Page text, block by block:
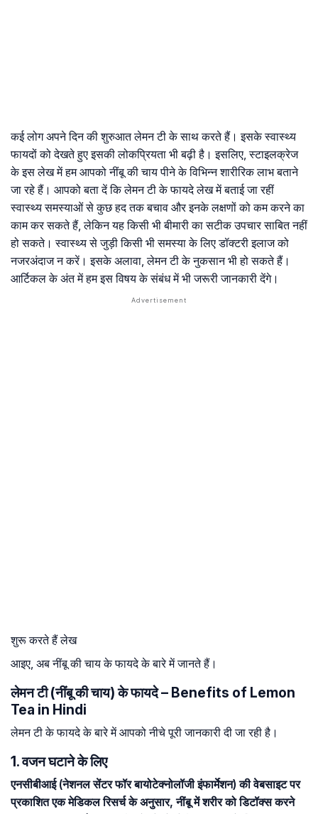
कई लोग अपने दिन की शुरुआत लेमन टी के साथ करते हैं। इसके स्वास्थ्य
फायदों को देखते हुए इसकी लोकप्रियता भी बढ़ी है। इसलिए, स्टाइलक्रेज
के इस लेख में हम आपको नींबू की चाय पीने के विभिन्न शारीरिक लाभ बताने
जा रहे हैं। आपको बता दें कि लेमन टी के फायदे लेख में बताई जा रहीं
स्वास्थ्य समस्याओं से कुछ हद तक बचाव और इनके लक्षणों को कम करने का
काम कर सकते हैं, लेकिन यह किसी भी बीमारी का सटीक उपचार साबित नहीं
हो सकते। स्वास्थ्य से जुड़ी किसी भी समस्या के लिए डॉक्टरी इलाज को
नजरअंदाज न करें। इसके अलावा, लेमन टी के नुकसान भी हो सकते हैं।
आर्टिकल के अंत में हम इस विषय के संबंध में भी जरूरी जानकारी देंगे।
शुरू करते हैं लेख
आइए, अब नींबू की चाय के फायदे के बारे में जानते हैं।
लेमन टी (नींबू की चाय) के फायदे – Benefits of Lemon
Tea in Hindi
लेमन टी के फायदे के बारे में आपको नीचे पूरी जानकारी दी जा रही है।
1. वजन घटाने के लिए
एनसीबीआई (नेशनल सेंटर फॉर बायोटेक्नोलॉजी इंफार्मेशन) की वेबसाइट पर
प्रकाशित एक मेडिकल रिसर्च के अनुसार, नींबू में शरीर को डिटॉक्स करने